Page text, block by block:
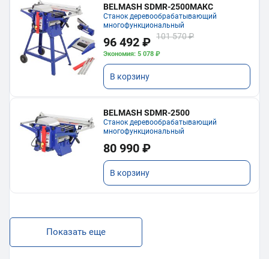
BELMASH SDMR-2500МАКС
Станок деревообрабатывающий
многофункциональный
96 492 ₽ 101 570 ₽
Экономия: 5 078 ₽
В корзину
BELMASH SDMR-2500
Станок деревообрабатывающий
многофункциональный
80 990 ₽
В корзину
Показать еще